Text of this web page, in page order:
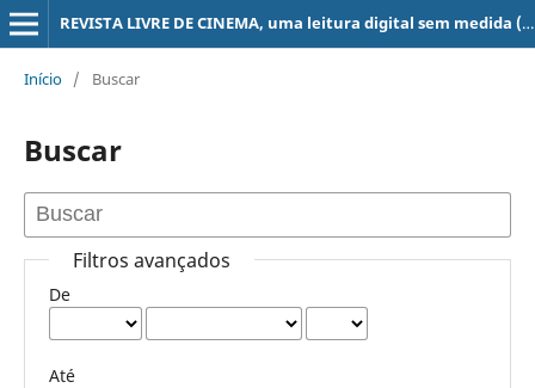
REVISTA LIVRE DE CINEMA, uma leitura digital sem medida (super 8, 16, 35, 70 mm, ...)
Início / Buscar
Buscar
Filtros avançados
De
Até